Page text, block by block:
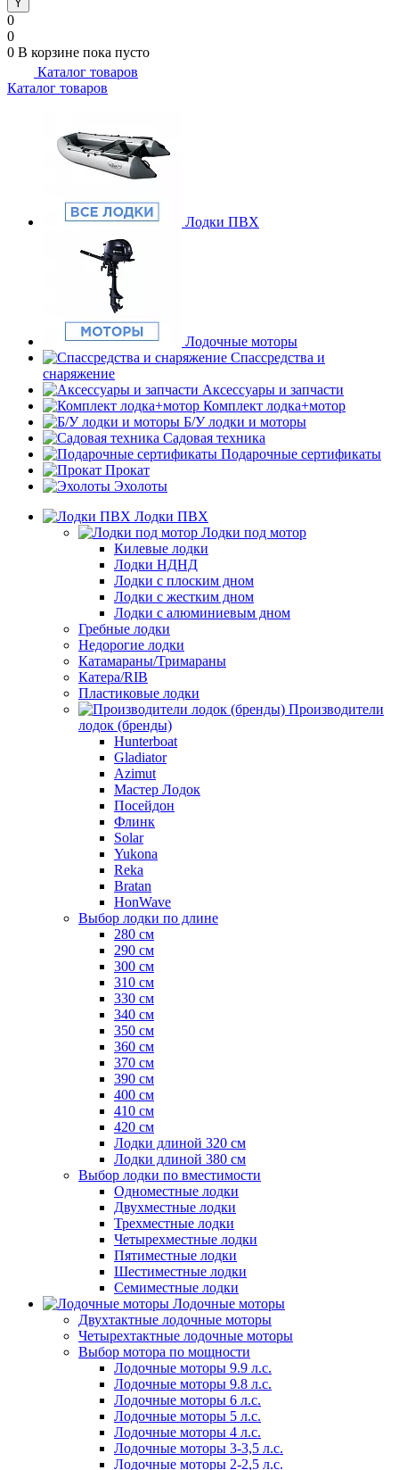
0
0
0 В корзине пока пусто
Каталог товаров
Каталог товаров
Лодки ПВХ
Лодочные моторы
Спассредства и
снаряжение
Аксессуары и запчасти
Комплект лодка+мотор
Б/У лодки и моторы
Садовая техника
Подарочные сертификаты
Прокат
Эхолоты
Лодки ПВХ
Лодки под мотор
Килевые лодки
Лодки НДНД
Лодки с плоским дном
Лодки с жестким дном
Лодки с алюминиевым дном
Гребные лодки
Недорогие лодки
Катамараны/Тримараны
Катера/RIB
Пластиковые лодки
Производители
лодок (бренды)
Hunterboat
Gladiator
Azimut
Мастер Лодок
Посейдон
Флинк
Solar
Yukona
Reka
Bratan
HonWave
Выбор лодки по длине
280 см
290 см
300 см
310 см
330 см
340 см
350 см
360 см
370 см
390 см
400 см
410 см
420 см
Лодки длиной 320 см
Лодки длиной 380 см
Выбор лодки по вместимости
Одноместные лодки
Двухместные лодки
Трехместные лодки
Четырехместные лодки
Пятиместные лодки
Шестиместные лодки
Семиместные лодки
Лодочные моторы
Двухтактные лодочные моторы
Четырехтактные лодочные моторы
Выбор мотора по мощности
Лодочные моторы 9.9 л.с.
Лодочные моторы 9.8 л.с.
Лодочные моторы 6 л.с.
Лодочные моторы 5 л.с.
Лодочные моторы 4 л.с.
Лодочные моторы 3-3,5 л.с.
Лодочные моторы 2-2,5 л.с.